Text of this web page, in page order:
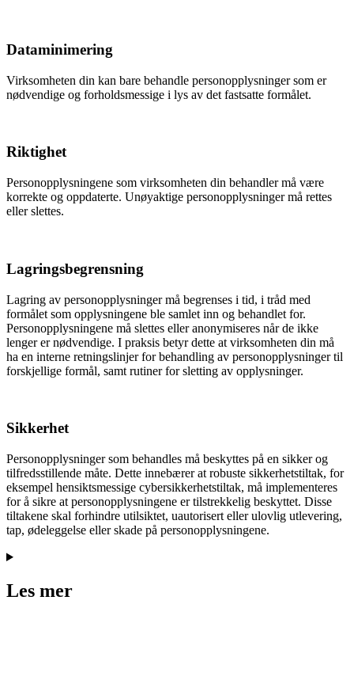
Dataminimering
Virksomheten din kan bare behandle personopplysninger som er
nødvendige og forholdsmessige i lys av det fastsatte formålet.
Riktighet
Personopplysningene som virksomheten din behandler må være
korrekte og oppdaterte. Unøyaktige personopplysninger må rettes
eller slettes.
Lagringsbegrensning
Lagring av personopplysninger må begrenses i tid, i tråd med
formålet som opplysningene ble samlet inn og behandlet for.
Personopplysningene må slettes eller anonymiseres når de ikke
lenger er nødvendige. I praksis betyr dette at virksomheten din må
ha en interne retningslinjer for behandling av personopplysninger til
forskjellige formål, samt rutiner for sletting av opplysninger.
Sikkerhet
Personopplysninger som behandles må beskyttes på en sikker og
tilfredsstillende måte. Dette innebærer at robuste sikkerhetstiltak, for
eksempel hensiktsmessige cybersikkerhetstiltak, må implementeres
for å sikre at personopplysningene er tilstrekkelig beskyttet. Disse
tiltakene skal forhindre utilsiktet, uautorisert eller ulovlig utlevering,
tap, ødeleggelse eller skade på personopplysningene.
Les mer